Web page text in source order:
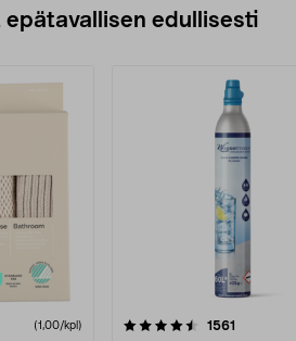
epätavallisen edullisesti
(1,00/kpl) 1561
4.5viidestä